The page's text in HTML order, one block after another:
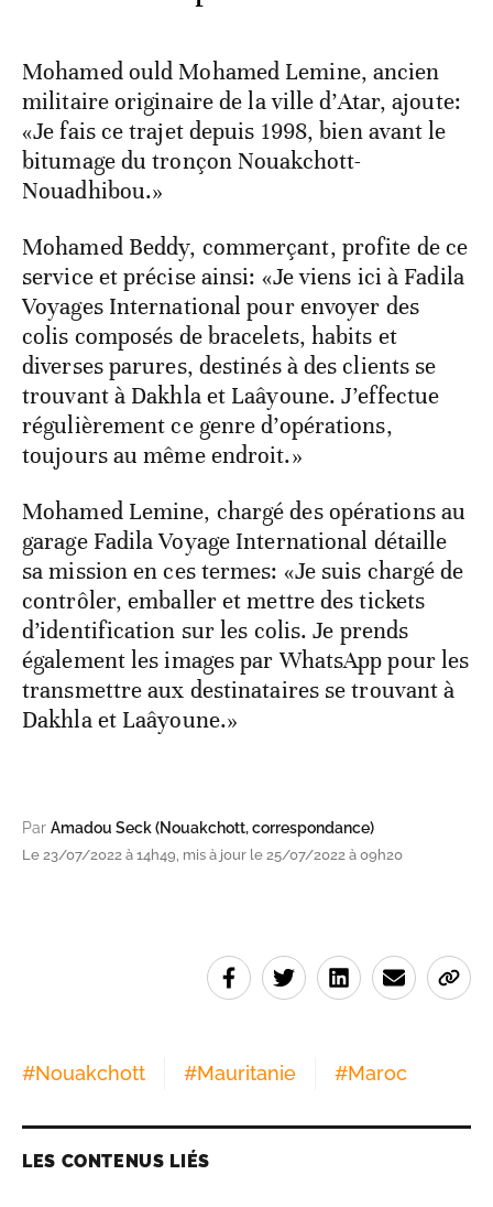
Mohamed ould Mohamed Lemine, ancien
militaire originaire de la ville d’Atar, ajoute:
«Je fais ce trajet depuis 1998, bien avant le
bitumage du tronçon Nouakchott-
Nouadhibou.»
Mohamed Beddy, commerçant, profite de ce
service et précise ainsi: «Je viens ici à Fadila
Voyages International pour envoyer des
colis composés de bracelets, habits et
diverses parures, destinés à des clients se
trouvant à Dakhla et Laâyoune. J’effectue
régulièrement ce genre d’opérations,
toujours au même endroit.»
Mohamed Lemine, chargé des opérations au
garage Fadila Voyage International détaille
sa mission en ces termes: «Je suis chargé de
contrôler, emballer et mettre des tickets
d’identification sur les colis. Je prends
également les images par WhatsApp pour les
transmettre aux destinataires se trouvant à
Dakhla et Laâyoune.»
Par Amadou Seck (Nouakchott, correspondance)
Le 23/07/2022 à 14h49, mis à jour le 25/07/2022 à 09h20
#Nouakchott #Mauritanie #Maroc
LES CONTENUS LIÉS